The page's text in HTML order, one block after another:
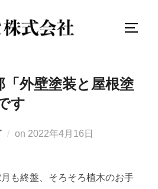
外壁塗装と屋根塗
す
on 投
2022年4月16日
も終盤、そろそろ植木のお手